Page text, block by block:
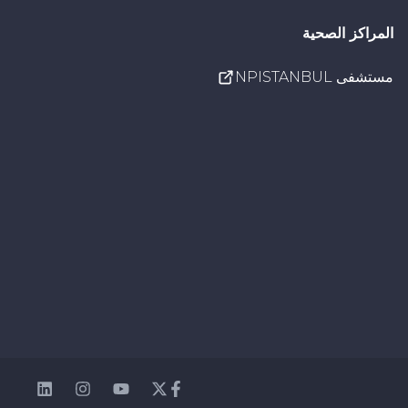
المراكز الصحية
مستشفى NPISTANBUL